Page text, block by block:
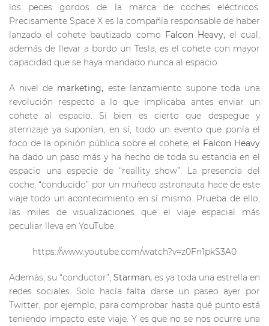
los peces gordos de la marca de coches eléctricos.
Precisamente Space X es la compañía responsable de haber
lanzado el cohete bautizado como Falcon Heavy, el cual,
además de llevar a bordo un Tesla, es el cohete con mayor
capacidad que se haya mandado nunca al espacio.
A nivel de marketing, este lanzamiento supone toda una
revolución respecto a lo que implicaba antes enviar un
cohete al espacio. Si bien es cierto que despegue y
aterrizaje ya suponían, en sí, todo un evento que ponía el
foco de la opinión pública sobre el cohete, el Falcon Heavy
ha dado un paso más y ha hecho de toda su estancia en el
espacio una especie de “reallity show”. La presencia del
coche, “conducido” por un muñeco astronauta hace de este
viaje todo un acontecimiento en sí mismo. Prueba de ello,
las miles de visualizaciones que el viaje espacial más
peculiar lleva en YouTube.
https://www.youtube.com/watch?v=z0Fn1pkS3A0
Además, su “conductor”, Starman, es ya toda una estrella en
redes sociales. Solo hacía falta darse un paseo ayer por
Twitter, por ejemplo, para comprobar hasta qué punto está
teniendo impacto este viaje. Y es que no se nos ocurre una